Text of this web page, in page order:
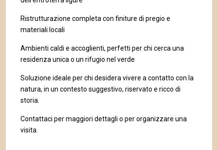
Ristrutturazione completa con finiture di pregio e
materiali locali
Ambienti caldi e accoglienti, perfetti per chi cerca una
residenza unica o un rifugio nel verde
Soluzione ideale per chi desidera vivere a contatto con la
natura, in un contesto suggestivo, riservato e ricco di
storia.
Contattaci per maggiori dettagli o per organizzare una
visita.